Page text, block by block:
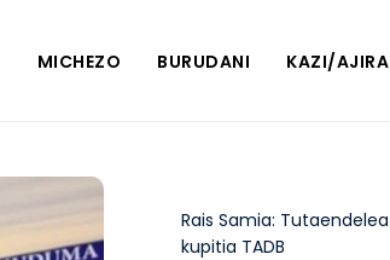
MICHEZO BURUDANI KAZI/AJIRA
Rais Samia:
kupitia TADB